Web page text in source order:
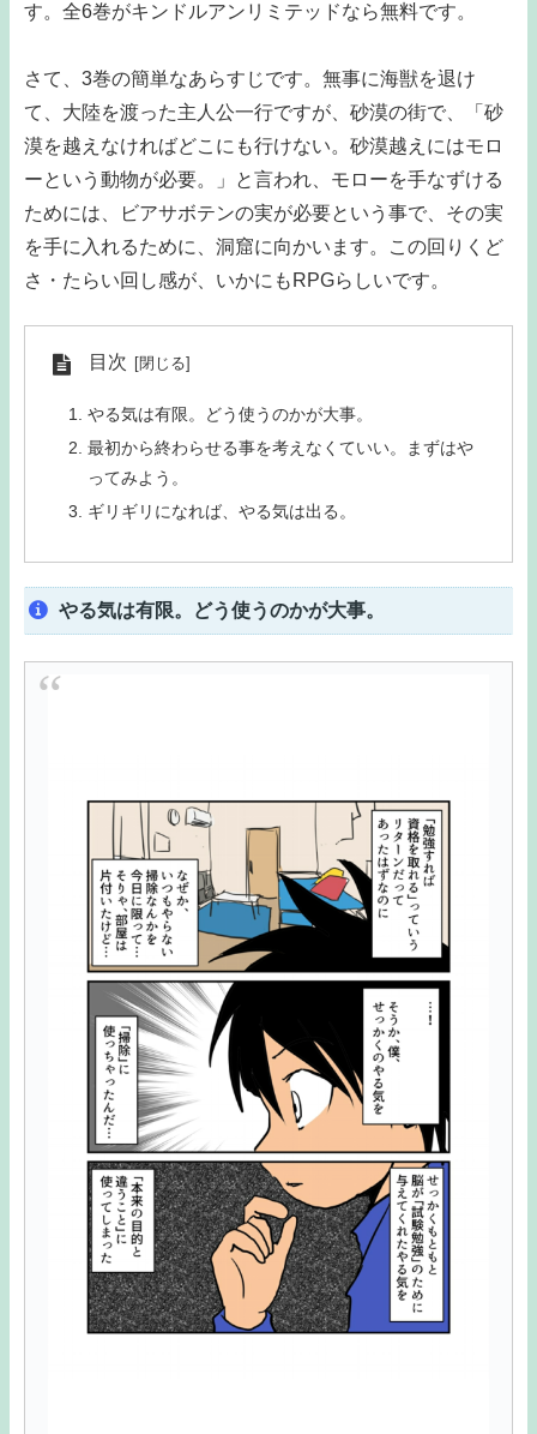
す。全6巻がキンドルアンリミテッドなら無料です。
さて、3巻の簡単なあらすじです。無事に海獣を退け
て、大陸を渡った主人公一行ですが、砂漠の街で、「砂
漠を越えなければどこにも行けない。砂漠越えにはモロ
ーという動物が必要。」と言われ、モローを手なずける
ためには、ビアサボテンの実が必要という事で、その実
を手に入れるために、洞窟に向かいます。この回りくど
さ・たらい回し感が、いかにもRPGらしいです。
目次
やる気は有限。どう使うのかが大事。
最初から終わらせる事を考えなくていい。まずはや
ってみよう。
ギリギリになれば、やる気は出る。
やる気は有限。どう使うのかが大事。